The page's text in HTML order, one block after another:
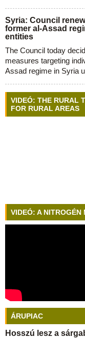
Syria: Council
former al-Assad
entities
The Council today
measures targeting
Assad regime in Syria
VIDEÓ: THE RURAL
FOR RURAL AREAS
VIDEÓ: A NITROGÉN
ÁRUPIAC
Hosszú lesz a